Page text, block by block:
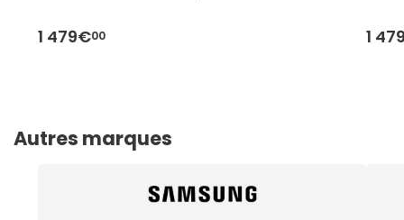
1 479€00 1
Autres marques